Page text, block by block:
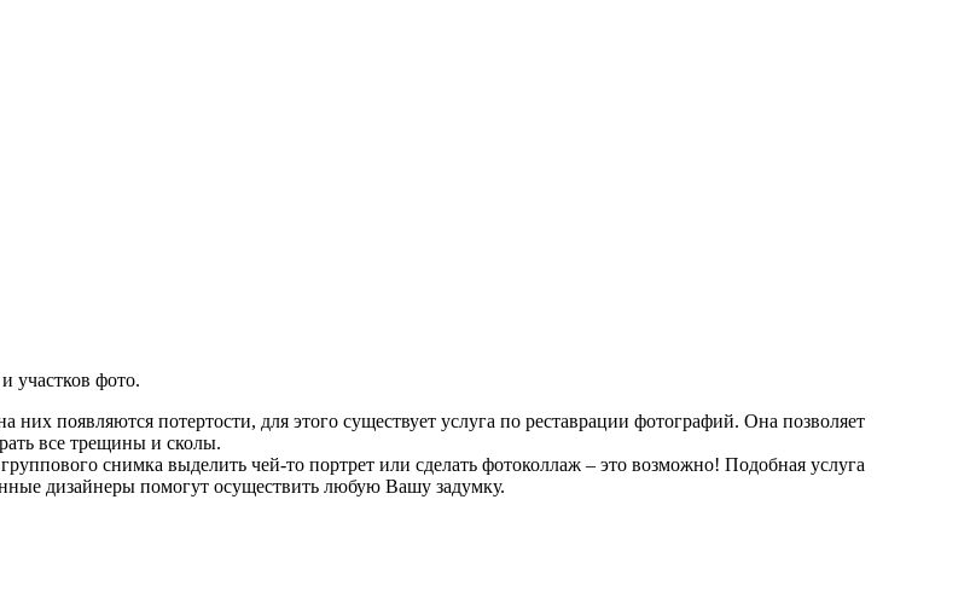
участков фото.
появляются потертости, для этого существует услуга по реставрации фотографий. Она позволяет
все трещины и сколы.
снимка выделить чей-то портрет или сделать фотоколлаж – это возможно! Подобная услуга
дизайнеры помогут осуществить любую Вашу задумку.